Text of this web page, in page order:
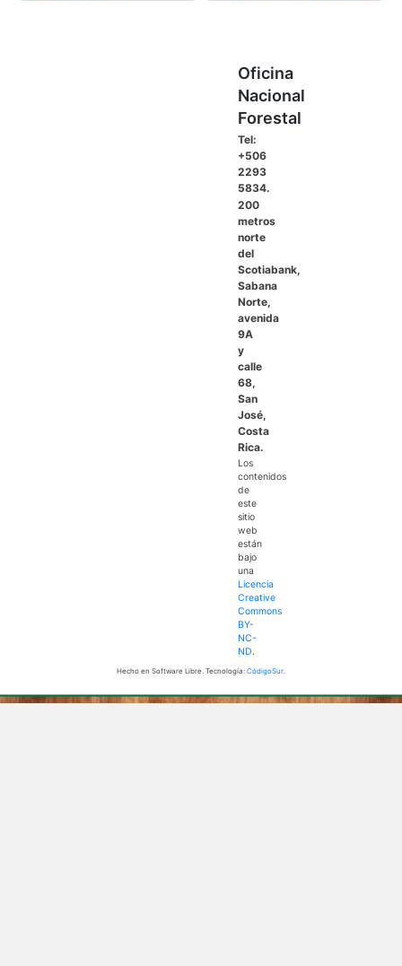
entradas
Oficina
Nacional
Forestal
Tel:
+506
2293
5834.
200
metros
norte
del
Scotiabank,
Sabana
Norte,
avenida
9A
y
calle
68,
San
José,
Costa
Rica.
Los
contenidos
de
este
sitio
web
están
bajo
una
Licencia
Creative
Commons
BY-
NC-
ND.
Hecho en Software Libre. Tecnología: CódigoSur.